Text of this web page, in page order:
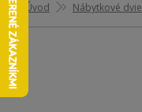
Úvod Nábytkové